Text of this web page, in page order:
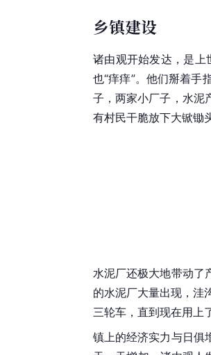
乡镇建设
诸由观开始发达，是
也“痒痒”。他们掰着手
子，两家小厂子，水泥
有村民干脆放下大锨锄
水泥厂还极大地带动了
的水泥厂大量出现，洼
三轮车 ，直到现在用
镇上的经济实力与日俱